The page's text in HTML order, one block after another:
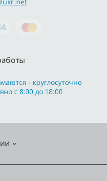
- круглосуточно
с 8:00 до 18:00